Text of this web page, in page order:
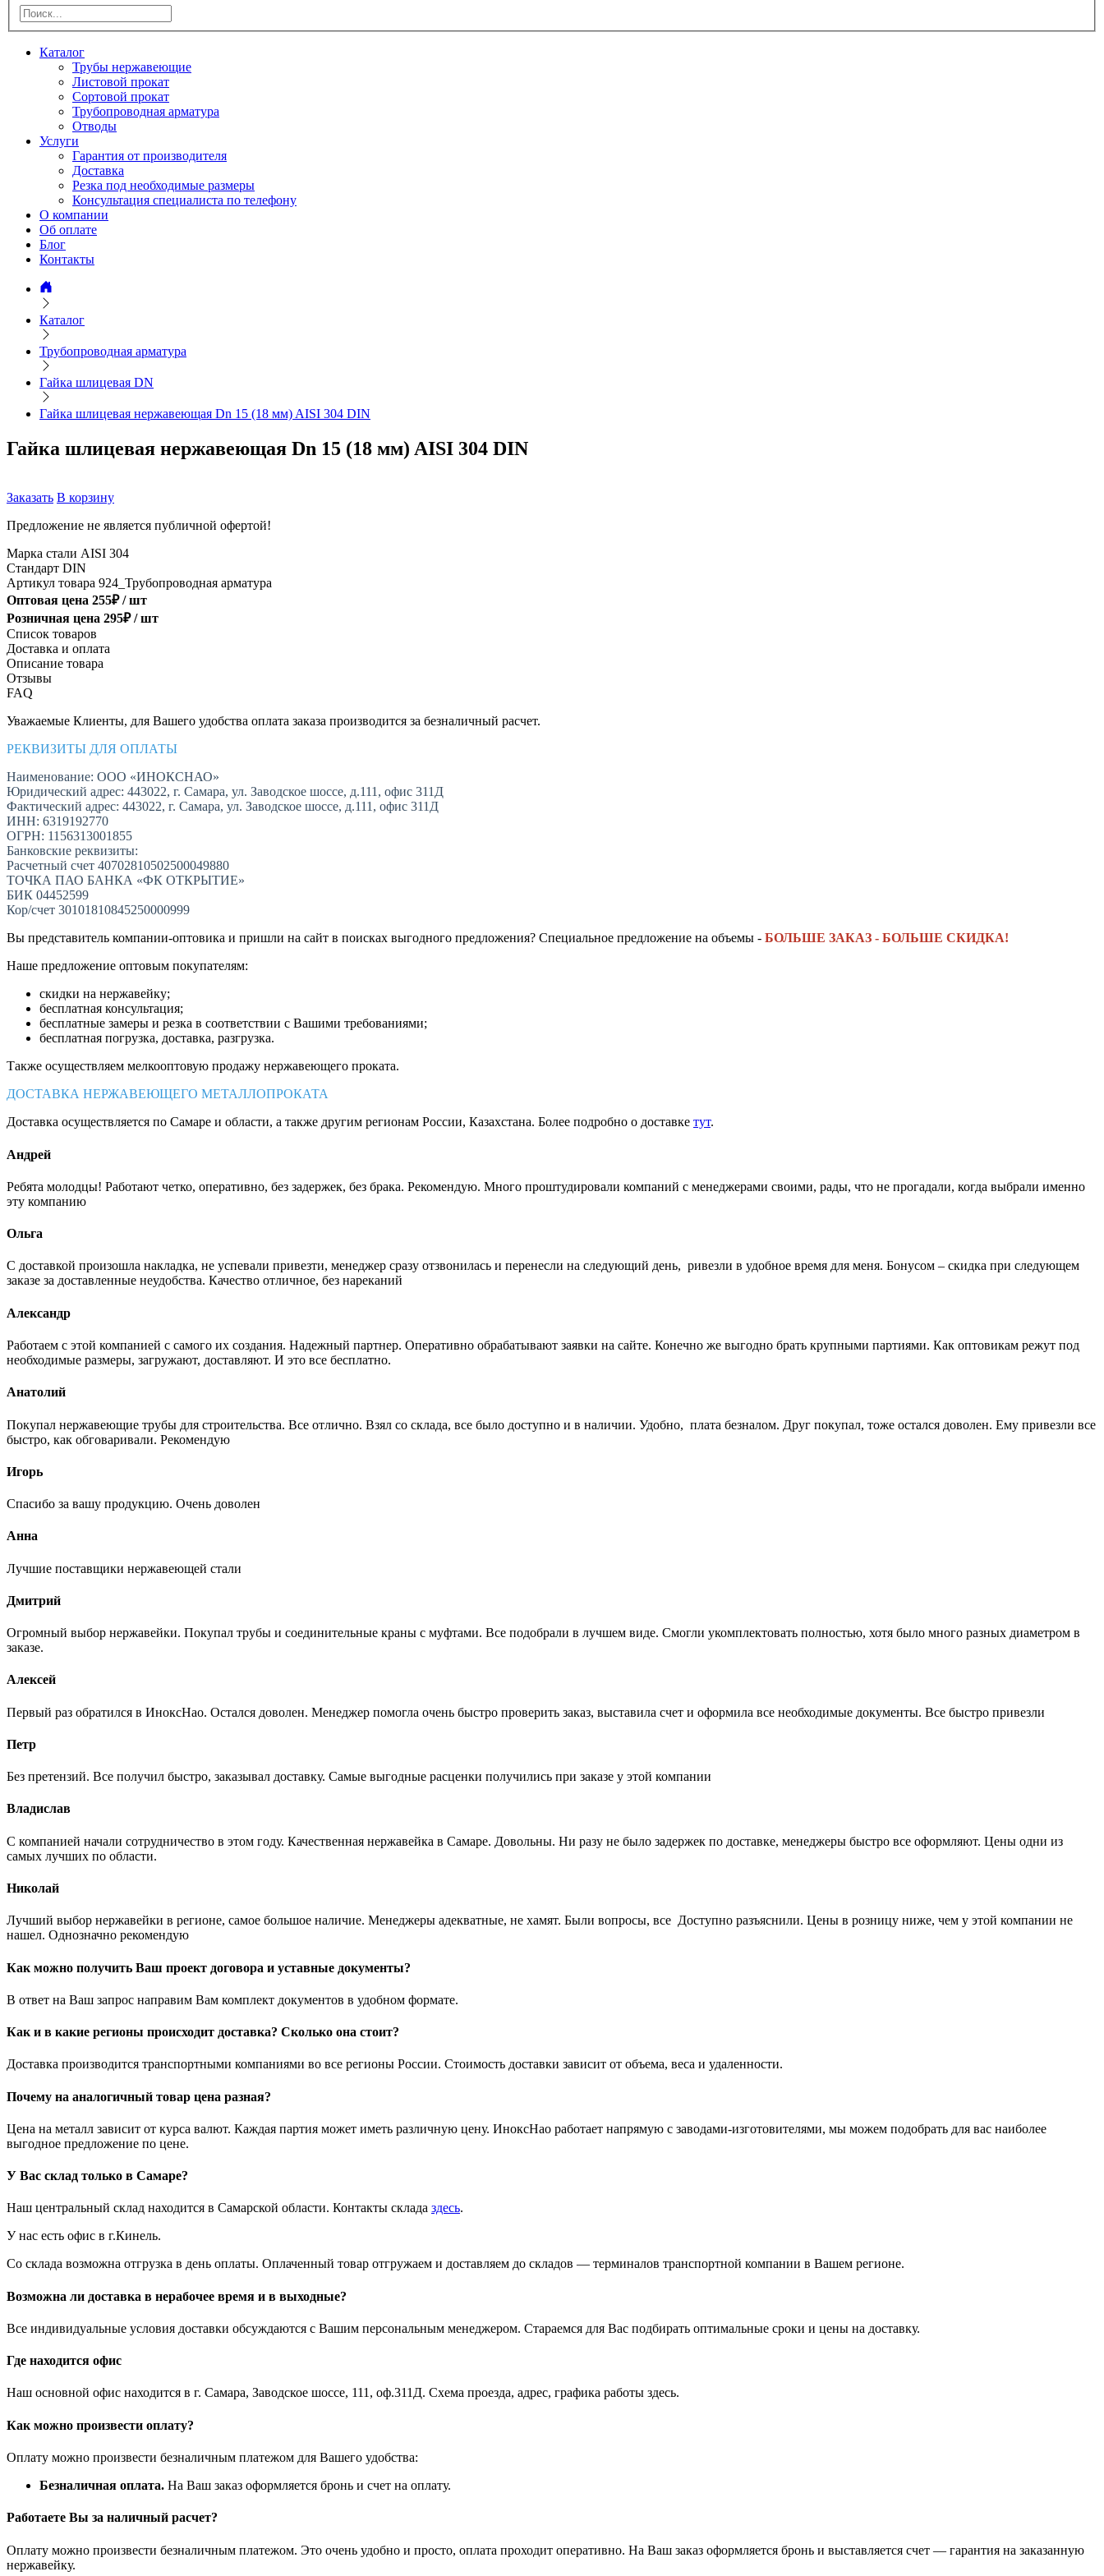
Каталог
Трубы нержавеющие
Листовой прокат
Сортовой прокат
Трубопроводная арматура
Отводы
Услуги
Гарантия от производителя
Доставка
Резка под необходимые размеры
Консультация специалиста по телефону
О компании
Об оплате
Блог
Контакты
Каталог
Трубопроводная арматура
Гайка шлицевая DN
Гайка шлицевая нержавеющая Dn 15 (18 мм) AISI 304 DIN
Гайка шлицевая нержавеющая Dn 15 (18 мм) AISI 304 DIN
Заказать В корзину
Предложение не является публичной офертой!
Марка стали AISI 304
Стандарт DIN
Артикул товара 924_Трубопроводная арматура
Оптовая цена 255₽ /шт
Розничная цена 295₽ /шт
Список товаров
Доставка и оплата
Описание товара
Отзывы
FAQ
Уважаемые Клиенты, для Вашего удобства оплата заказа производится за безналичный расчет.
РЕКВИЗИТЫ ДЛЯ ОПЛАТЫ
Наименование: ООО «ИНОКСНАО»
Юридический адрес: 443022, г. Самара, ул. Заводское шоссе, д.111, офис 311Д
Фактический адрес: 443022, г. Самара, ул. Заводское шоссе, д.111, офис 311Д
ИНН: 6319192770
ОГРН: 1156313001855
Банковские реквизиты:
Расчетный счет 40702810502500049880
ТОЧКА ПАО БАНКА «ФК ОТКРЫТИЕ»
БИК 04452599
Кор/счет 30101810845250000999
Вы представитель компании-оптовика и пришли на сайт в поисках выгодного предложения? Специальное предложение на объемы - БОЛЬШЕ ЗАКАЗ - БОЛЬШЕ СКИДКА!
Наше предложение оптовым покупателям:
скидки на нержавейку;
бесплатная консультация;
бесплатные замеры и резка в соответствии с Вашими требованиями;
бесплатная погрузка, доставка, разгрузка.
Также осуществляем мелкооптовую продажу нержавеющего проката.
ДОСТАВКА НЕРЖАВЕЮЩЕГО МЕТАЛЛОПРОКАТА
Доставка осуществляется по Самаре и области, а также другим регионам России, Казахстана. Более подробно о доставке тут.
Андрей
Ребята молодцы! Работают четко, оперативно, без задержек, без брака. Рекомендую. Много проштудировали компаний с менеджерами своими, рады, что не прогадали, когда выбрали именно
эту компанию
Ольга
С доставкой произошла накладка, не успевали привезти, менеджер сразу отзвонилась и перенесли на следующий день, ривезли в удобное время для меня. Бонусом – скидка при следующем
заказе за доставленные неудобства. Качество отличное, без нареканий
Александр
Работаем с этой компанией с самого их создания. Надежный партнер. Оперативно обрабатывают заявки на сайте. Конечно же выгодно брать крупными партиями. Как оптовикам режут под
необходимые размеры, загружают, доставляют. И это все бесплатно.
Анатолий
Покупал нержавеющие трубы для строительства. Все отлично. Взял со склада, все было доступно и в наличии. Удобно, плата безналом. Друг покупал, тоже остался доволен. Ему привезли все
быстро, как обговаривали. Рекомендую
Игорь
Спасибо за вашу продукцию. Очень доволен
Анна
Лучшие поставщики нержавеющей стали
Дмитрий
Огромный выбор нержавейки. Покупал трубы и соединительные краны с муфтами. Все подобрали в лучшем виде. Смогли укомплектовать полностью, хотя было много разных диаметром в
заказе.
Алексей
Первый раз обратился в ИноксНао. Остался доволен. Менеджер помогла очень быстро проверить заказ, выставила счет и оформила все необходимые документы. Все быстро привезли
Петр
Без претензий. Все получил быстро, заказывал доставку. Самые выгодные расценки получились при заказе у этой компании
Владислав
С компанией начали сотрудничество в этом году. Качественная нержавейка в Самаре. Довольны. Ни разу не было задержек по доставке, менеджеры быстро все оформляют. Цены одни из
самых лучших по области.
Николай
Лучший выбор нержавейки в регионе, самое большое наличие. Менеджеры адекватные, не хамят. Были вопросы, все Доступно разъяснили. Цены в розницу ниже, чем у этой компании не
нашел. Однозначно рекомендую
Как можно получить Ваш проект договора и уставные документы?
В ответ на Ваш запрос направим Вам комплект документов в удобном формате.
Как и в какие регионы происходит доставка? Сколько она стоит?
Доставка производится транспортными компаниями во все регионы России. Стоимость доставки зависит от объема, веса и удаленности.
Почему на аналогичный товар цена разная?
Цена на металл зависит от курса валют. Каждая партия может иметь различную цену. ИноксНао работает напрямую с заводами-изготовителями, мы можем подобрать для вас наиболее
выгодное предложение по цене.
У Вас склад только в Самаре?
Наш центральный склад находится в Самарской области. Контакты склада здесь.
У нас есть офис в г.Кинель.
Со склада возможна отгрузка в день оплаты. Оплаченный товар отгружаем и доставляем до складов — терминалов транспортной компании в Вашем регионе.
Возможна ли доставка в нерабочее время и в выходные?
Все индивидуальные условия доставки обсуждаются с Вашим персональным менеджером. Стараемся для Вас подбирать оптимальные сроки и цены на доставку.
Где находится офис
Наш основной офис находится в г. Самара, Заводское шоссе, 111, оф.311Д. Схема проезда, адрес, графика работы здесь.
Как можно произвести оплату?
Оплату можно произвести безналичным платежом для Вашего удобства:
Безналичная оплата. На Ваш заказ оформляется бронь и счет на оплату.
Работаете Вы за наличный расчет?
Оплату можно произвести безналичным платежом. Это очень удобно и просто, оплата проходит оперативно. На Ваш заказ оформляется бронь и выставляется счет — гарантия на заказанную
нержавейку.